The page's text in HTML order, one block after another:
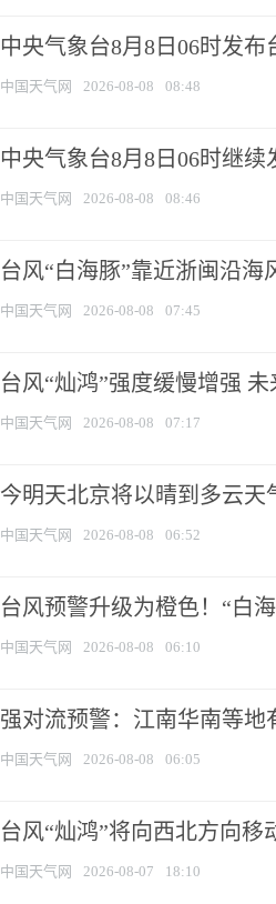
中央气象台8月8日06时发布
中国天气网 2026-08-08 08:48
中央气象台8月8日06时继
中国天气网 2026-08-08 08:46
台风“白海豚”靠近浙闽沿
中国天气网 2026-08-08 07:45
台风“灿鸿”强度缓慢增强
中国天气网 2026-08-08 07:17
今明天北京将以晴到多云
中国天气网 2026-08-08 06:52
台风预警升级为橙色！“白
中国天气网 2026-08-08 06:10
强对流预警：江南华南等地
中国天气网 2026-08-08 06:05
台风“灿鸿”将向西北方向移
中国天气网 2026-08-07 18:10